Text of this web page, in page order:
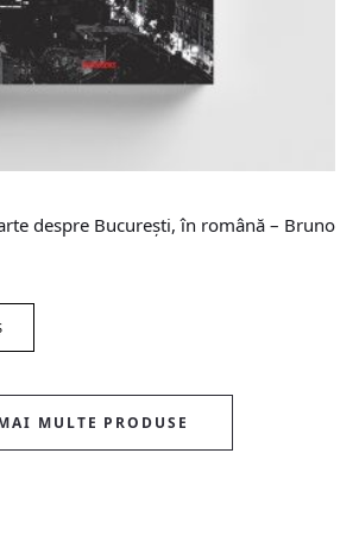
despre București, în română – Bruno
MULTE PRODUSE